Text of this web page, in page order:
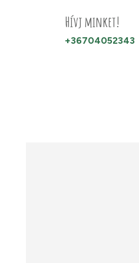
Hívj minket!
+36704052343